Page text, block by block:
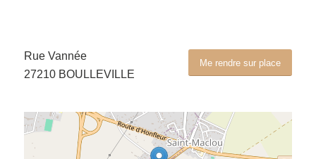
Me rendre sur place
Rue Vannée
27210 BOULLEVILLE